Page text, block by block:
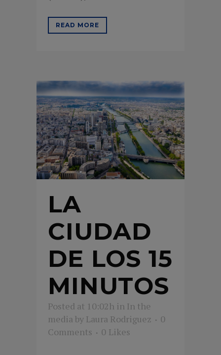
READ MORE
LA
CIUDAD
DE LOS 15
MINUTOS
Posted at 10:02h in In the
media by Laura Rodriguez
0
Comments
0 Likes